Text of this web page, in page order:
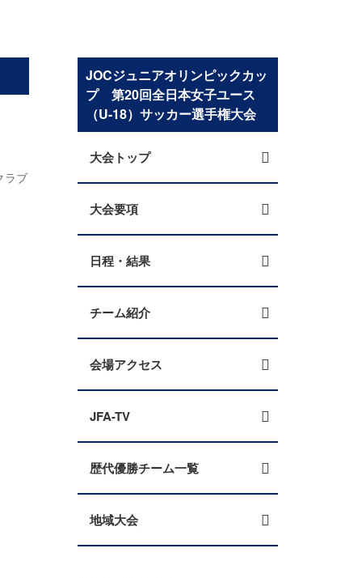
ラブ
JOCジュニアオリンピックカッ
プ 第20回全日本女子ユース
（U-18）サッカー選手権大会
大会トップ
大会要項
日程・結果
チーム紹介
会場アクセス
JFA-TV
歴代優勝チーム一覧
地域大会